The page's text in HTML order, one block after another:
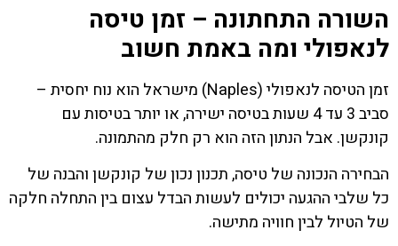
השורה התחתונה – זמן טיסה
לנאפולי ומה באמת חשוב
זמן הטיסה לנאפולי (Naples) מישראל הוא נוח יחסית –
סביב 3 עד 4 שעות בטיסה ישירה, או יותר בטיסות עם
קונקשן. אבל הנתון הזה הוא רק חלק מהתמונה.
הבחירה הנכונה של טיסה, תכנון נכון של קונקשן והבנה של
כל שלבי ההגעה יכולים לעשות הבדל עצום בין התחלה חלקה
של הטיול לבין חוויה מתישה.